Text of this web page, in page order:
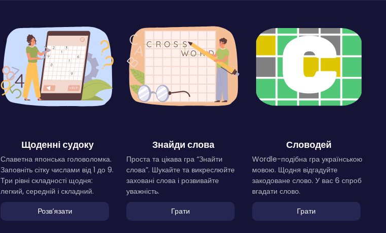
Щоденні судоку
Славетна японська головоломка.
Заповніть сітку числами від 1 до 9.
Три рівні складності щодня:
легкий, середній і складний.
Розвʼязати
Знайди слова
Проста та цікава гра “Знайти
слова”. Шукайте та викреслюйте
заховані слова і розвивайте
уважність.
Грати
Словодей
Wordle-подібна гра українською
мовою. Щодня відгадуйте
закодоване слово. У вас 6 спроб
вгадати слово.
Грати